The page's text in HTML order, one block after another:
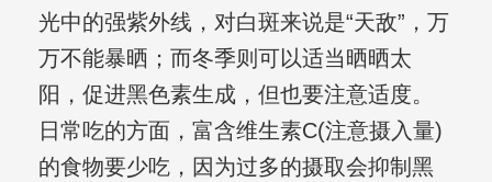
光中的强紫外线，对白斑来说是“天敌”，万
万不能暴晒；而冬季则可以适当晒晒太
阳，促进黑色素生成，但也要注意适度。
日常吃的方面，富含维生素C(注意摄入量)
的食物要少吃，因为过多的摄取会抑制黑